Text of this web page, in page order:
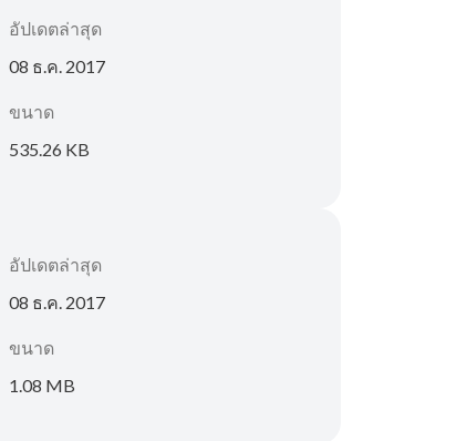
อัปเดตล่าสุด
08 ธ.ค. 2017
ขนาด
535.26 KB
อัปเดตล่าสุด
08 ธ.ค. 2017
ขนาด
1.08 MB